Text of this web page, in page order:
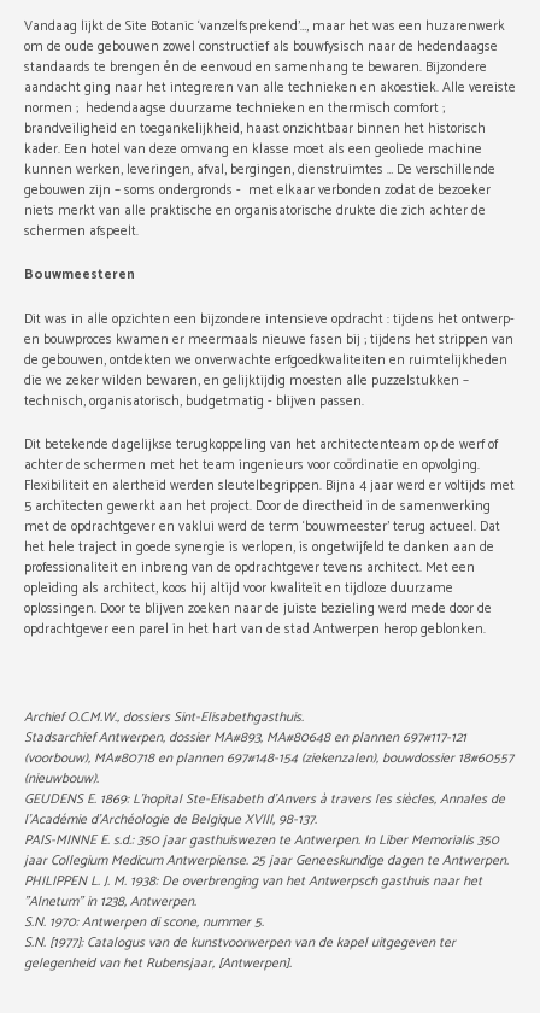
Vandaag lijkt de Site Botanic ‘vanzelfsprekend’…, maar het was een huzarenwerk
om de oude gebouwen zowel constructief als bouwfysisch naar de hedendaagse
standaards te brengen én de eenvoud en samenhang te bewaren. Bijzondere
aandacht ging naar het integreren van alle technieken en akoestiek. Alle vereiste
normen ; hedendaagse duurzame technieken en thermisch comfort ;
brandveiligheid en toegankelijkheid, haast onzichtbaar binnen het historisch
kader. Een hotel van deze omvang en klasse moet als een geoliede machine
kunnen werken, leveringen, afval, bergingen, dienstruimtes … De verschillende
gebouwen zijn – soms ondergronds - met elkaar verbonden zodat de bezoeker
niets merkt van alle praktische en organisatorische drukte die zich achter de
schermen afspeelt.
Bouwmeesteren
Dit was in alle opzichten een bijzondere intensieve opdracht : tijdens het ontwerp-
en bouwproces kwamen er meermaals nieuwe fasen bij ; tijdens het strippen van
de gebouwen, ontdekten we onverwachte erfgoedkwaliteiten en ruimtelijkheden
die we zeker wilden bewaren, en gelijktijdig moesten alle puzzelstukken –
technisch, organisatorisch, budgetmatig - blijven passen.
Dit betekende dagelijkse terugkoppeling van het architectenteam op de werf of
achter de schermen met het team ingenieurs voor coördinatie en opvolging.
Flexibiliteit en alertheid werden sleutelbegrippen. Bijna 4 jaar werd er voltijds met
5 architecten gewerkt aan het project. Door de directheid in de samenwerking
met de opdrachtgever en vaklui werd de term ‘bouwmeester’ terug actueel. Dat
het hele traject in goede synergie is verlopen, is ongetwijfeld te danken aan de
professionaliteit en inbreng van de opdrachtgever tevens architect. Met een
opleiding als architect, koos hij altijd voor kwaliteit en tijdloze duurzame
oplossingen. Door te blijven zoeken naar de juiste bezieling werd mede door de
opdrachtgever een parel in het hart van de stad Antwerpen herop geblonken.
Archief O.C.M.W., dossiers Sint-Elisabethgasthuis.
Stadsarchief Antwerpen, dossier MA#893, MA#80648 en plannen 697#117-121
(voorbouw), MA#80718 en plannen 697#148-154 (ziekenzalen), bouwdossier 18#60557
(nieuwbouw).
GEUDENS E. 1869: L'hopital Ste-Elisabeth d'Anvers à travers les siècles, Annales de
l'Académie d'Archéologie de Belgique XVIII, 98-137.
PAIS-MINNE E. s.d.: 350 jaar gasthuiswezen te Antwerpen. In Liber Memorialis 350
jaar Collegium Medicum Antwerpiense. 25 jaar Geneeskundige dagen te Antwerpen.
PHILIPPEN L. J. M. 1938: De overbrenging van het Antwerpsch gasthuis naar het
"Alnetum" in 1238, Antwerpen.
S.N. 1970: Antwerpen di scone, nummer 5.
S.N. [1977]: Catalogus van de kunstvoorwerpen van de kapel uitgegeven ter
gelegenheid van het Rubensjaar, [Antwerpen].